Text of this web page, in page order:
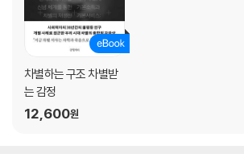
차별하는 구조 차별받
는 감정
12,600원